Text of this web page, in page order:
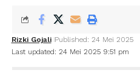
Last updated: 24 Mei 2025 9:51 pm
Rizki Gojali Published: 24 Mei 2025